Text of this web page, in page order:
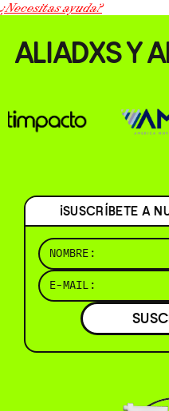
¿Necesitas ayuda?
ALIADXS Y
¡SUSCRÍBETE A